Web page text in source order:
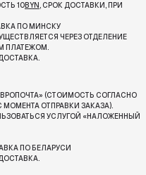
10BYN, СРОК ДОСТАВКИ, ПРИ
ПО МИНСКУ
ЧЕРЕЗ ОТДЕЛЕНИЕ
ПЛАТЕЖОМ.
(СТОИМОСТЬ СОГЛАСНО
ОТПРАВКИ ЗАКАЗА).
УСЛУГОЙ «НАЛОЖЕННЫЙ
ПО БЕЛАРУСИ